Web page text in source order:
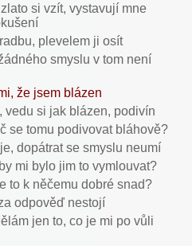
si vzít, vystavují mne
plevelem ji osít
smyslu v tom není
že jsem blázen
vedu si jak blázen, podivín
se tomu podivovat bláhově?
dopátrat se smyslu neumí
mi bylo jim to vymlouvat?
to k něčemu dobré snad?
odpověď nestojí
jen to, co je mi po vůli